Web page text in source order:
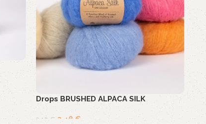
Drops BRUSHED ALPACA SILK
3,10 € 2,48 €